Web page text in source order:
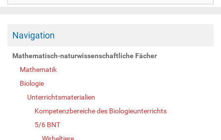
Navigation
Mathematisch-naturwissenschaftliche Fächer
Mathematik
Biologie
Unterrichtsmaterialien
Kompetenzbereiche des Biologieunterrichts
5/6 BNT